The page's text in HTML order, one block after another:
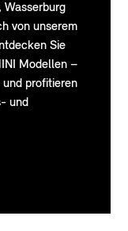
Wasserburg
von unserem
Sie
Modellen –
profitieren
und